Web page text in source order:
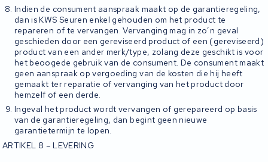
Indien de consument aanspraak maakt op de garantieregeling,
dan is KWS Seuren enkel gehouden om het product te
repareren of te vervangen. Vervanging mag in zo’n geval
geschieden door een gereviseerd product of een (gereviseerd)
product van een ander merk/type, zolang deze geschikt is voor
het beoogede gebruik van de consument. De consument maakt
geen aanspraak op vergoeding van de kosten die hij heeft
gemaakt ter reparatie of vervanging van het product door
hemzelf of een derde.
Ingeval het product wordt vervangen of gerepareerd op basis
van de garantieregeling, dan begint geen nieuwe
garantietermijn te lopen.
ARTIKEL 8 – LEVERING